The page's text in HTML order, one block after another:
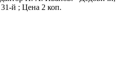
й ; Цена 2 коп.